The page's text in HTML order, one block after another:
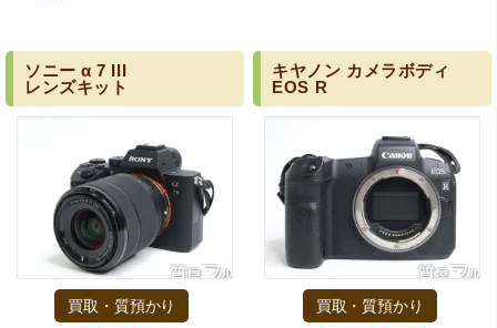
ソニー α 7 III
レンズキット
買取・質預かり
キヤノン カメラボディ
EOS R
買取・質預かり